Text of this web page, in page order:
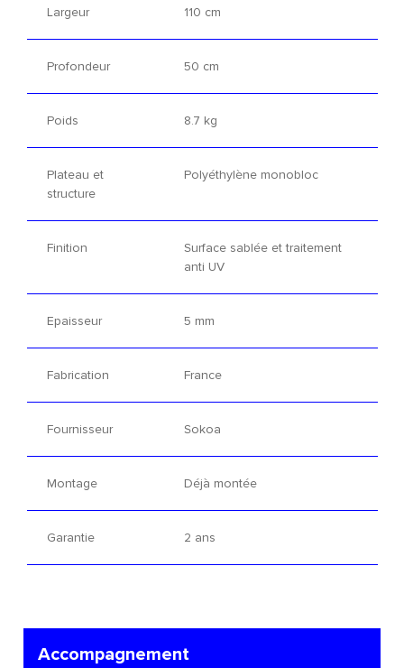
Largeur 110 cm
Profondeur 50 cm
Poids 8.7 kg
Plateau et
structure
Polyéthylène monobloc
Finition
Surface sablée et traitement
anti UV
Epaisseur 5 mm
Fabrication France
Fournisseur Sokoa
Montage Déjà montée
Garantie 2 ans
Accompagnement